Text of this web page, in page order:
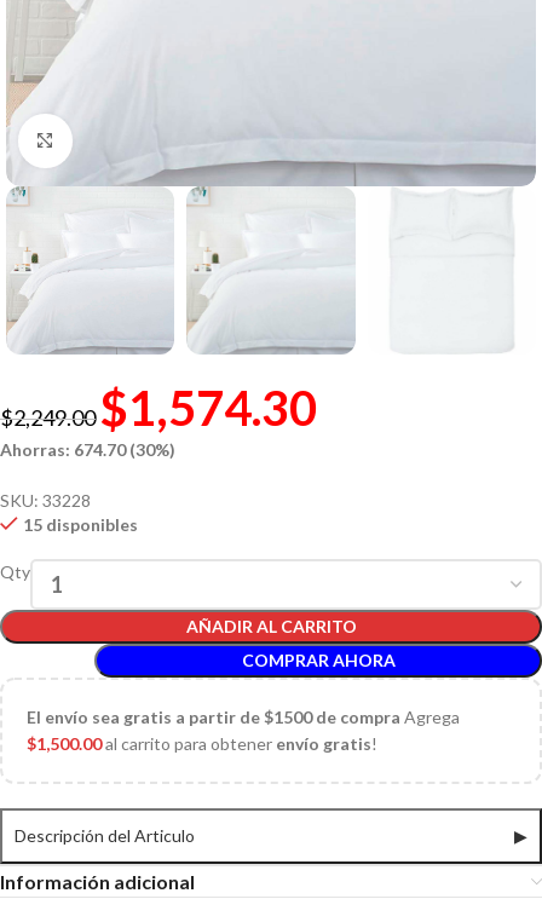
Click to enlarge
$2,249.00 $1,574.30
Ahorras: 674.70 (30%)
SKU: 33228
15 disponibles
Qty
AÑADIR AL CARRITO
COMPRAR AHORA
El envío sea gratis a partir de $1500 de compra Agrega
$1,500.00al carrito para obtener envío gratis!
Descripción del Articulo ▶
Información adicional